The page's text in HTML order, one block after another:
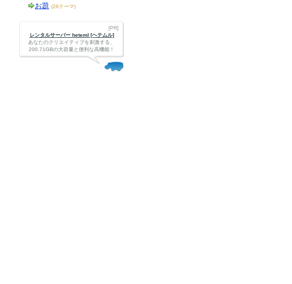
お題 (26テーマ)
[PR]
レンタルサーバー heteml [ヘテムル]
あなたのクリエイティブを刺激する、
200.71GBの大容量と便利な高機能！